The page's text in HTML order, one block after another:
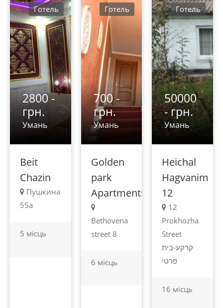
2800 -
грн.
Умань
Beit
Chazin
Пушкина
55a
5 місць
Готель
700 -
грн.
Умань
Golden
park
Apartments
Bethovena
street 8
6 місць
Готель
50000
- грн.
Умань
Heichal
Hagvanim
12
12
Prokhozha
Street
קרקע-בית
פרטי
16 місць
Готель